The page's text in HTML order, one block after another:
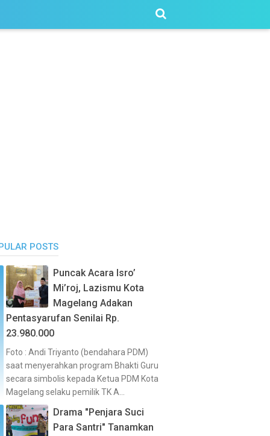
POSTS
Puncak Acara Isro’
Mi’roj, Lazismu Kota
Magelang Adakan
Pentasyarufan Senilai Rp.
23.980.000
Foto : Andi Triyanto (bendahara PDM)
saat menyerahkan program Bhakti Guru
secara simbolis kepada Ketua PDM Kota
Magelang selaku pemilik TK A...
Drama "Penjara Suci
Para Santri" Tanamkan